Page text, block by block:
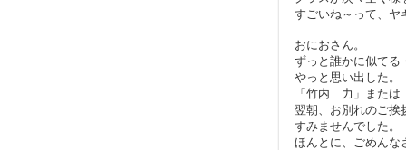
すごいね～って、ヤ
おにおさん。
ずっと誰かに似てる
やっと思い出した。
「竹内 力」また
翌朝、お別れのご挨
すみませんでした。
ほんとに、ごめんな